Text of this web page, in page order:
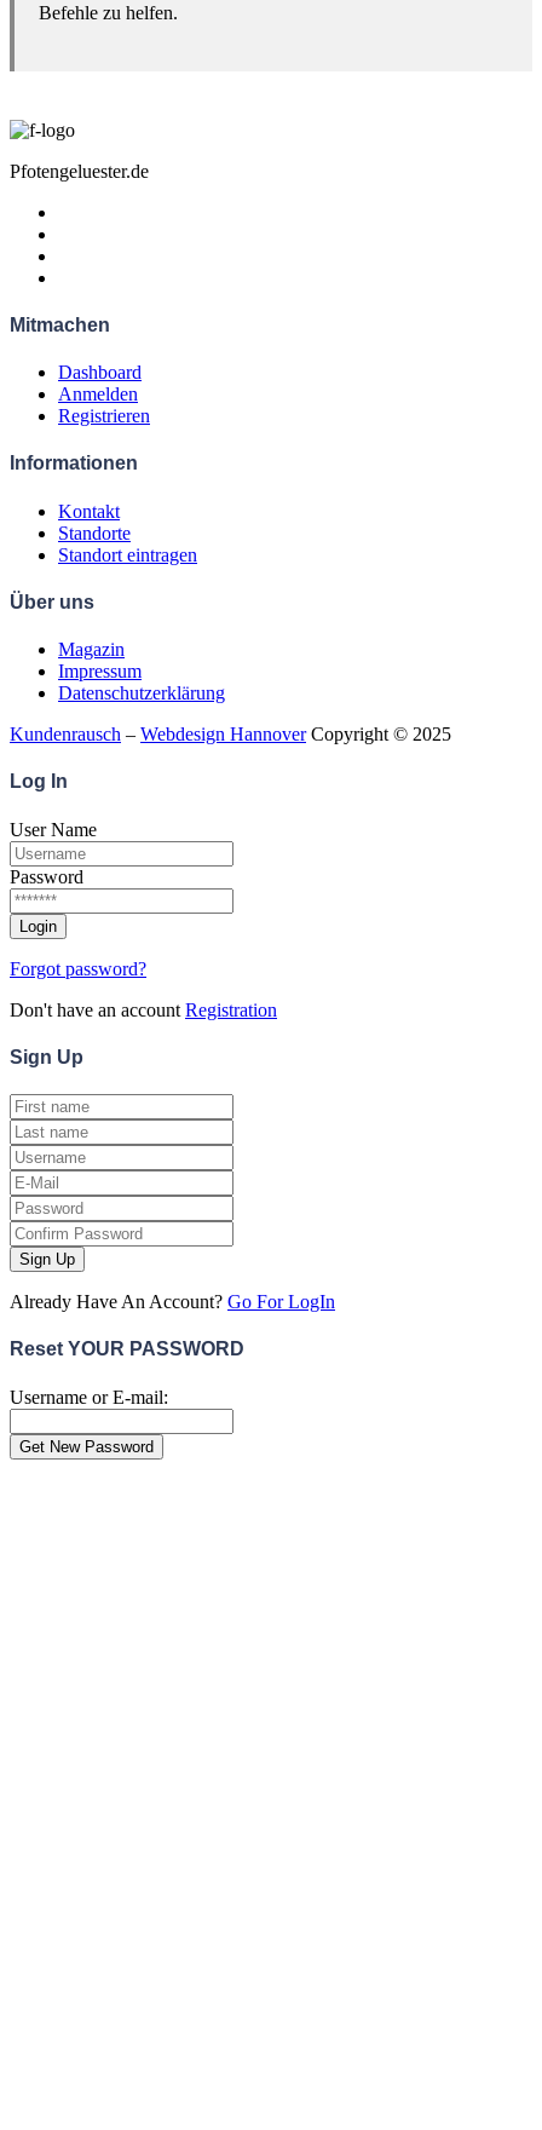
Befehle zu helfen.
Pfotengeluester.de
Mitmachen
Dashboard
Anmelden
Registrieren
Informationen
Kontakt
Standorte
Standort eintragen
Über uns
Magazin
Impressum
Datenschutzerklärung
Kundenrausch – Webdesign HannoverCopyright © 2025
Log In
User Name
Password
Forgot password?
Don't have an account Registration
Sign Up
Sign Up
Already Have An Account? Go For LogIn
Reset YOUR PASSWORD
Username or E-mail: